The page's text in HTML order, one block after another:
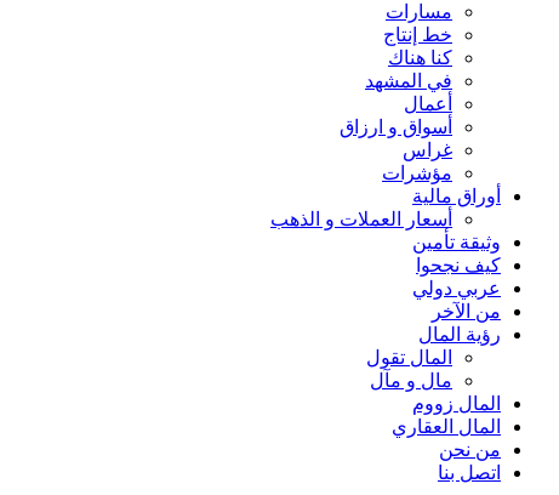
مسارات
خط إنتاج
كنا هناك
في المشهد
أعمال
أسواق و ارزاق
غراس
مؤشرات
أوراق مالية
أسعار العملات و الذهب
وثيقة تأمين
كيف نجحوا
عربي دولي
من الآخر
رؤية المال
المال تقول
مال و مآل
المال زووم
المال العقاري
من نحن
اتصل بنا